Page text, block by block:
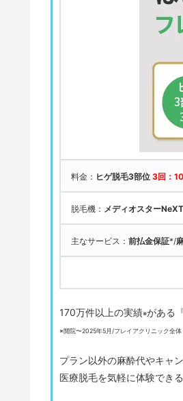
料金： ヒゲ脱毛3部位3回：
脱毛機： メディオスター
主なサービス：前払金保証*/
170万件以上の実績※がある
※開院〜2025年5月/フレイアクリニック全
プラン以外の麻酔代やキャ
医療脱毛を気軽に体験できる